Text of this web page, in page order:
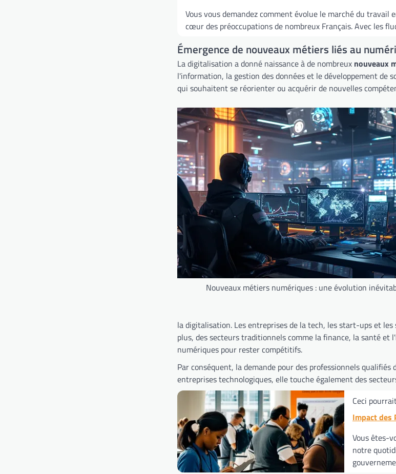
Vous vous demandez comment évolue le marché du travail
cœur des préoccupations de nombreux Français. Avec les
Émergence de nouveaux métiers liés au
La digitalisation a donné naissance à de nombreux nouveaux
l'information, la gestion des données et le développement
qui souhaitent se réorienter ou acquérir de nouvelles
Nouveaux métiers numériques : une évolution
la digitalisation. Les entreprises de la tech, les start-ups et
plus, des secteurs traditionnels comme la finance, la santé
numériques pour rester compétitifs.
Par conséquent, la demande pour des professionnels
entreprises technologiques, elle touche également des
Ceci
Impact des
Vous êtes-
notre